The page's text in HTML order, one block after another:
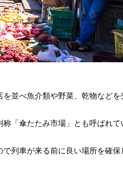
並べ魚介類や野菜、乾物などを
「傘たたみ市場」とも呼ばれて
列車が来る前に良い場所を確保